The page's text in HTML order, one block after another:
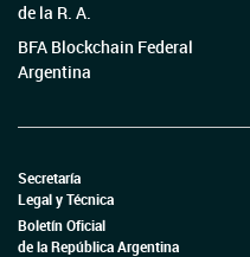
de la R. A.
BFA Blockchain Federal
Argentina
Secretaría
Legal y Técnica
Boletín Oficial
de la República Argentina